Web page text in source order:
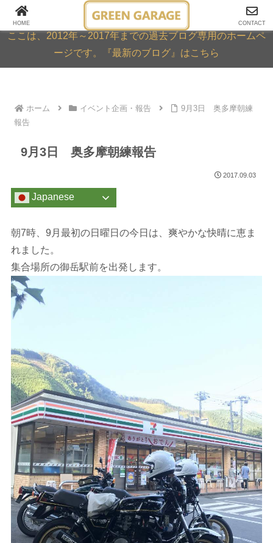
GREEN GARAGE ARCHIVE
ここは、2012年～2017年までの過去ブログ専用のホームペ
ージです。『最新のブログ』はこちら
ホーム イベント企画・報告
9月3日 奥多摩朝練
報告
9月3日 奥多摩朝練報告
2017.09.03
Japanese
朝7時、9月最初の日曜日の今日は、爽やかな快晴に恵ま
れました。
集合場所の御岳駅前を出発します。
HOME CONTACT